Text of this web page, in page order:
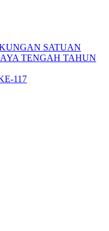
SATUAN
TENGAH TAHUN
117